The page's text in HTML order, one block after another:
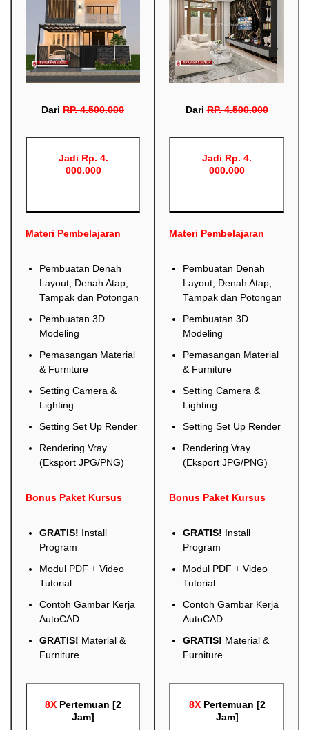
Dari RP.4.500.000
Jadi Rp. 4.
000.000
Materi Pembelajaran
Pembuatan Denah
Layout, Denah Atap,
Tampak dan Potongan
Pembuatan 3D
Modeling
Pemasangan Material
& Furniture
Setting Camera &
Lighting
Setting Set Up Render
Rendering Vray
(Eksport JPG/PNG)
Bonus Paket Kursus
GRATIS! Install
Program
Modul PDF + Video
Tutorial
Contoh Gambar Kerja
AutoCAD
GRATIS! Material &
Furniture
8X Pertemuan [2
Jam]
DariRP.4.500.000
Jadi Rp. 4.
000.000
Materi Pembelajaran
Pembuatan Denah
Layout, Denah Atap,
Tampak dan Potongan
Pembuatan 3D
Modeling
Pemasangan Material
& Furniture
Setting Camera &
Lighting
Setting Set Up Render
Rendering Vray
(Eksport JPG/PNG)
Bonus Paket Kursus
GRATIS! Install
Program
Modul PDF + Video
Tutorial
Contoh Gambar Kerja
AutoCAD
GRATIS! Material &
Furniture
8X Pertemuan [2
Jam]